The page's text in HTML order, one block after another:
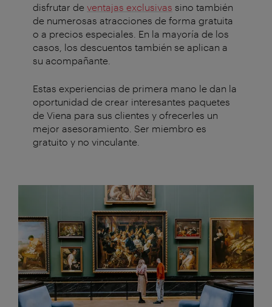
disfrutar de ventajas exclusivas sino también
de numerosas atracciones de forma gratuita
o a precios especiales. En la mayoría de los
casos, los descuentos también se aplican a
su acompañante.
Estas experiencias de primera mano le dan la
oportunidad de crear interesantes paquetes
de Viena para sus clientes y ofrecerles un
mejor asesoramiento. Ser miembro es
gratuito y no vinculante.